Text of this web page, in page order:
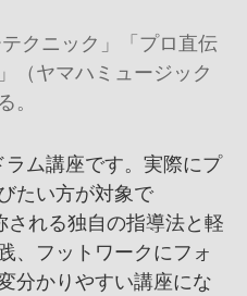
クニック」「プロ直伝
（ヤマハミュージック
ム講座です。実際にプ
たい方が対象で
される独自の指導法と軽
、フットワークにフォ
分かりやすい講座にな